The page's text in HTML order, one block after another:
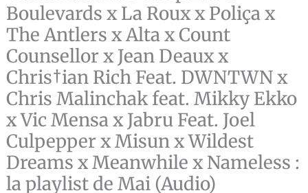
Boulevards x La Roux x Poliça x
The Antlers x Alta x Count
Counsellor x Jean Deaux x
Chris†ian Rich Feat. DWNTWN x
Chris Malinchak feat. Mikky Ekko
x Vic Mensa x Jabru Feat. Joel
Culpepper x Misun x Wildest
Dreams x Meanwhile x Nameless :
la playlist de Mai (Audio)